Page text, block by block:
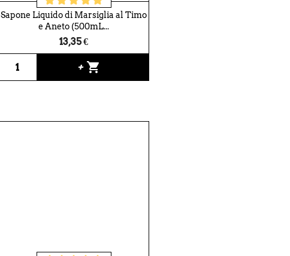
Sapone Liquido di Marsiglia al Timo
e Aneto (500mL...
13,35 €
+ shopping_cart